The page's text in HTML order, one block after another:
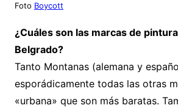
Foto Boycott
¿Cuáles son las marcas de
Belgrado?
Tanto Montanas (alemana y
esporádicamente todas las otras
«urbana» que son más baratas.